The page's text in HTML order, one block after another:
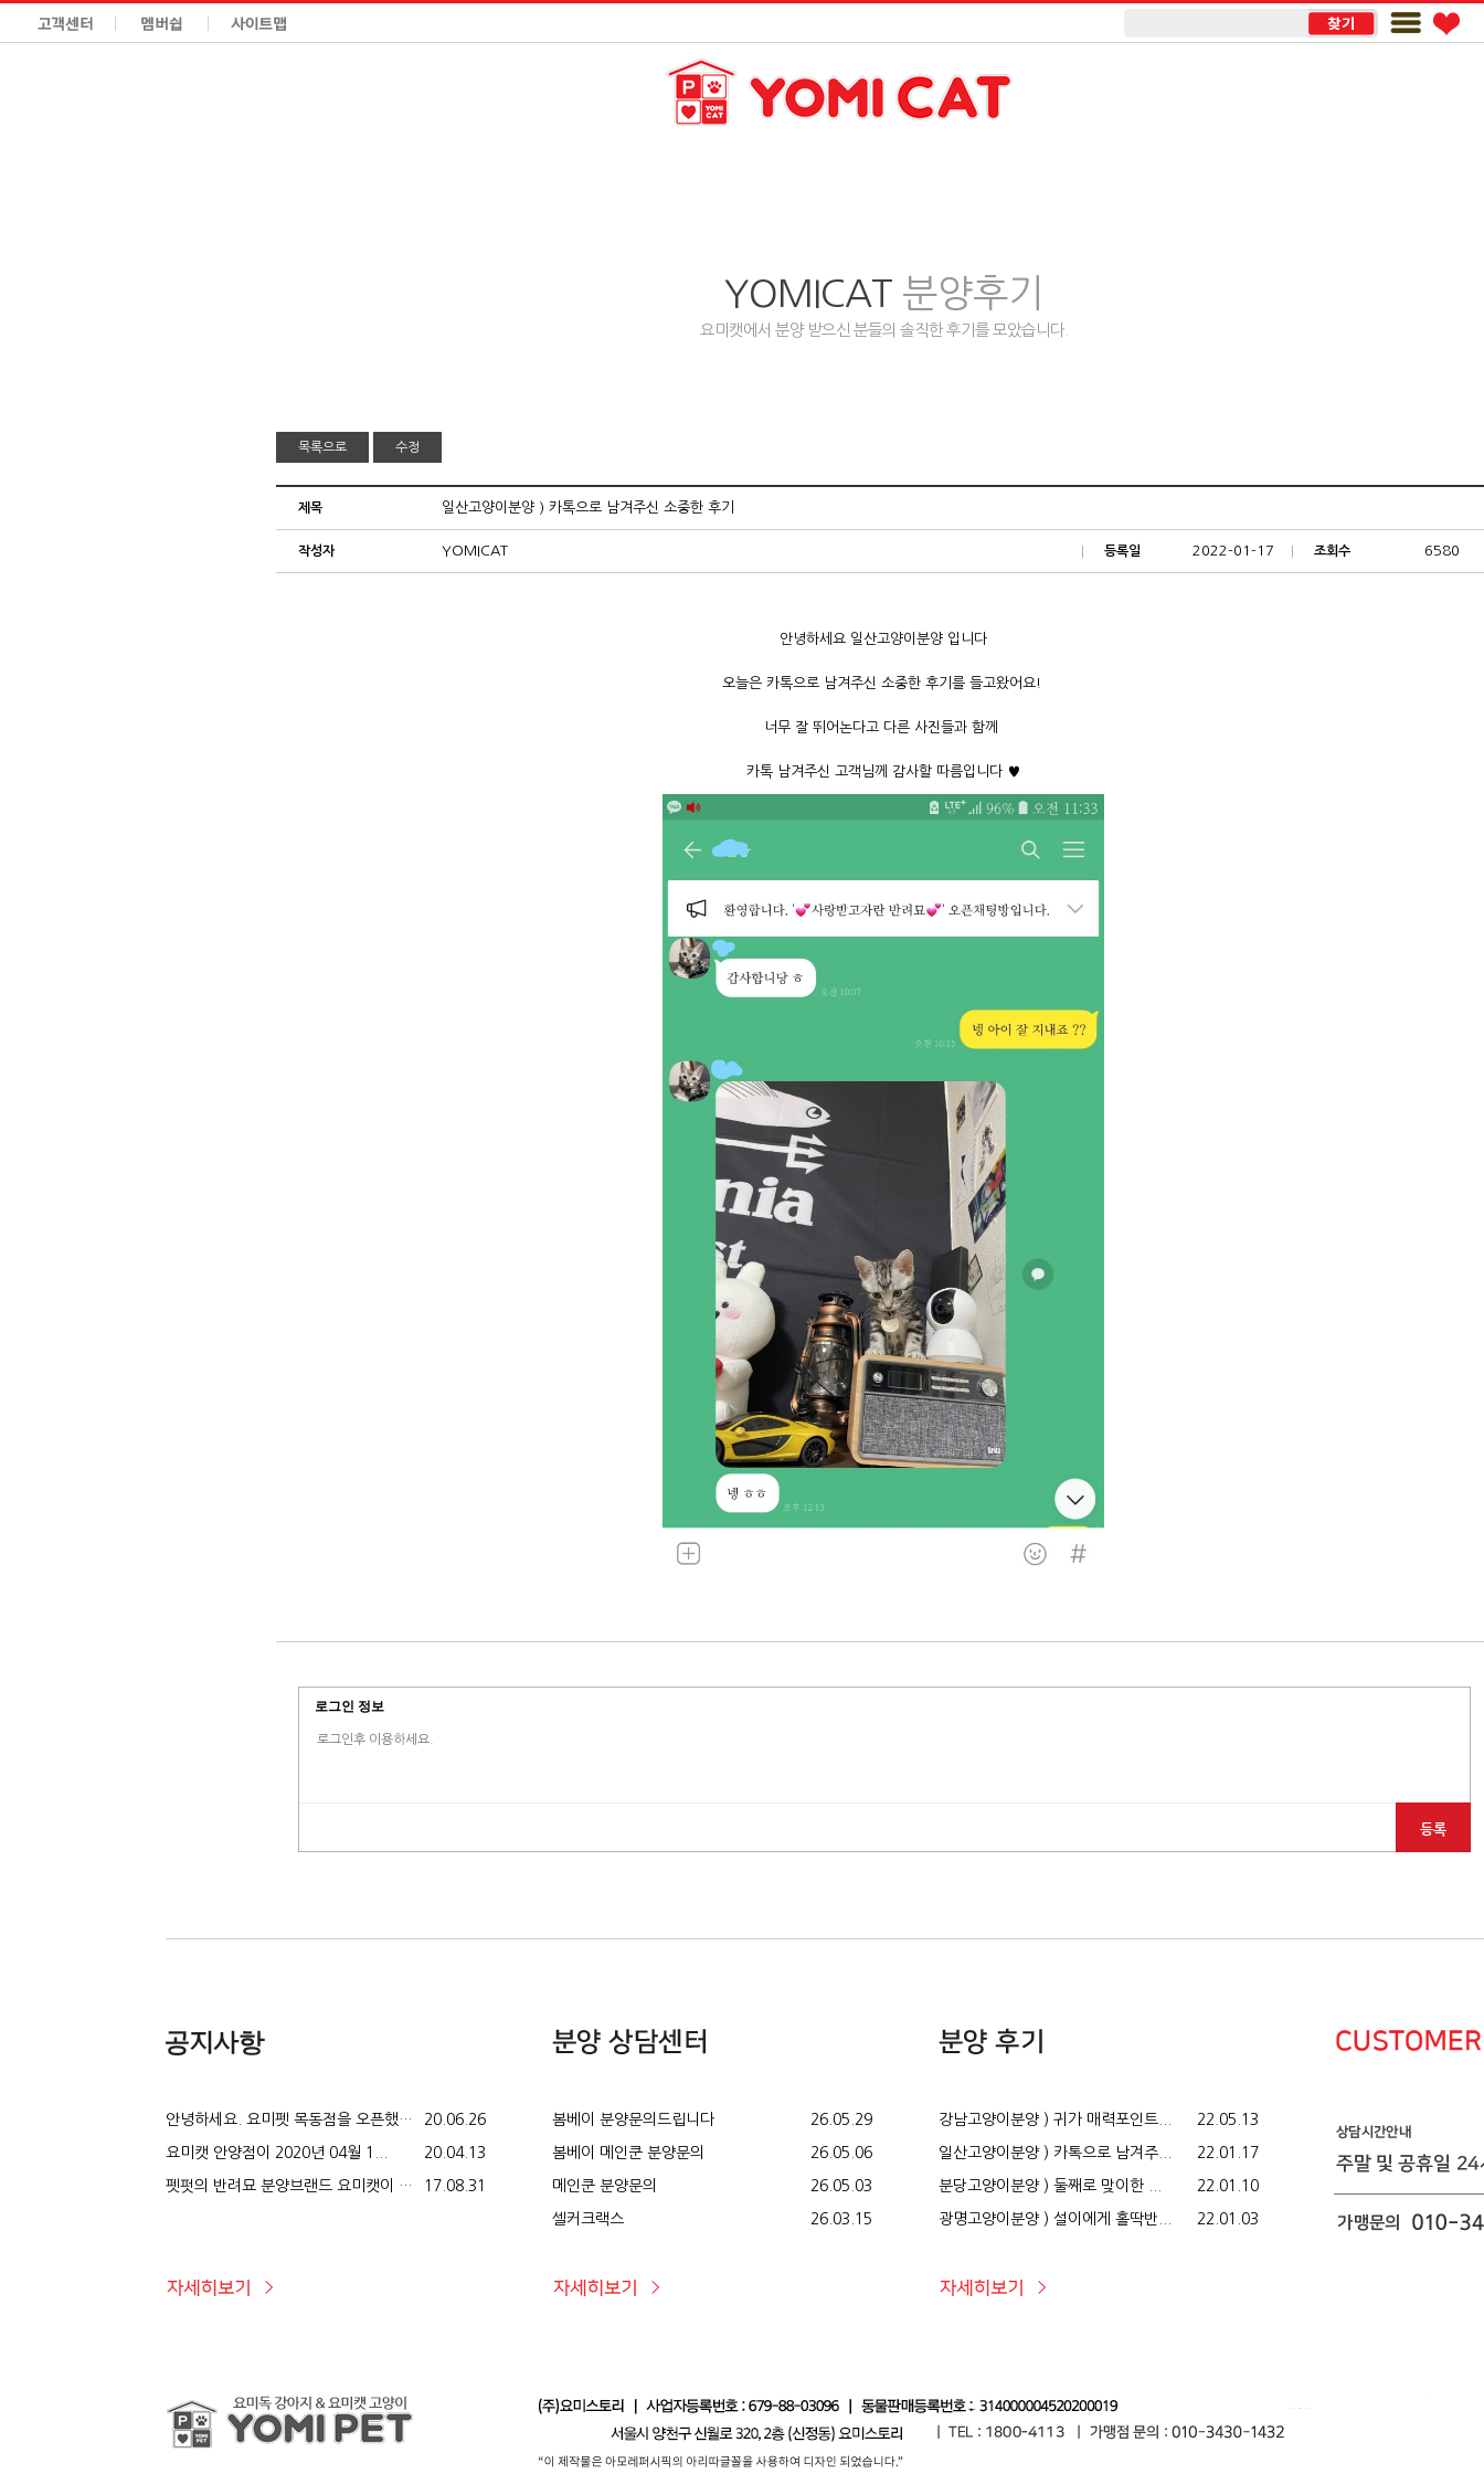
YOMICAT 분양후기
요미캣에서 분양 받으신 분들의 솔직한 후기를 모았습니다.
제목 일산고양이분양 ) 카톡으로 남겨주신 소중한 후기
작성자 YOMICAT 등록일 2022-01-17 조회수 6580
안녕하세요 일산고양이분양 입니다
오늘은 카톡으로 남겨주신 소중한 후기를 들고왔어요!
너무 잘 뛰어논다고 다른 사진들과 함께
카톡 남겨주신 고객님께 감사할 따름입니다 ♥
로그인 정보
안녕하세요. 요미펫 목동점을 오픈했습... 20.06.26
요미캣 안양점이 2020년 04월 1... 20.04.13
펫펏의 반려묘 분양브랜드 요미캣이 오... 17.08.31
봄베이 분양문의드립니다 26.05.29
봄베이 메인쿤 분양문의 26.05.06
메인쿤 분양문의 26.05.03
셀커크랙스 26.03.15
강남고양이분양 ) 귀가 매력포인트... 22.05.13
일산고양이분양 ) 카톡으로 남겨주... 22.01.17
분당고양이분양 ) 둘째로 맞이한 ... 22.01.10
광명고양이분양 ) 설이에게 홀딱반... 22.01.03